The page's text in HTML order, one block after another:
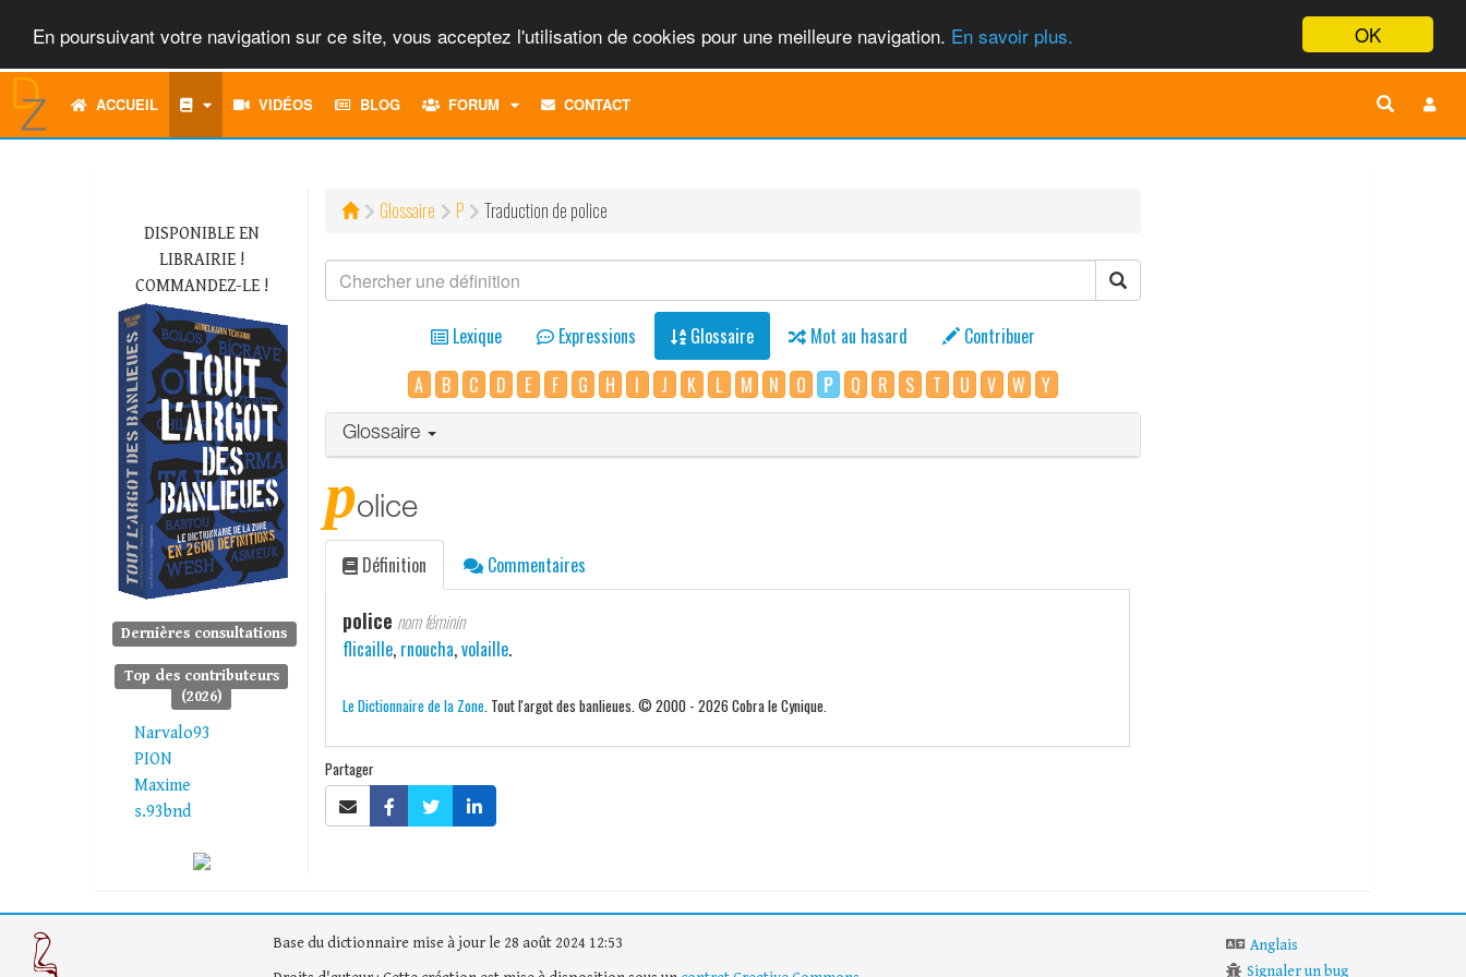
OK
En poursuivant votre navigation sur ce site, vous acceptez l'utilisation de cookies pour une meilleure navigation. En savoir plus.
ACCUEIL VIDÉOS BLOG FORUM
TOGGLECONTACT
DISPONIBLE EN
LIBRAIRIE !
COMMANDEZ-LE !
Dernières consultations
Top des contributeurs
(2026)
Narvalo93
PION
Maxime
s.93bnd
Glossaire P Traduction de police
Lexique Expressions Glossaire Mot au hasard
Contribuer
A
B C D E F G H I J K L M N O P Q R S T U V W Y
Glossaire
police
Définition Commentaires
police nom féminin
flicaille, rnoucha,volaille.
Le Dictionnaire de la Zone. Tout l'argot des banlieues. © 2000 - 2026 Cobra le Cynique.
Partager
Base du dictionnaire mise à jour le 28 août 2024 12:53
Anglais
Signaler un bug